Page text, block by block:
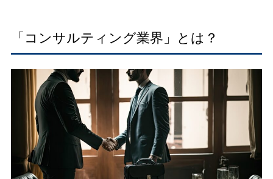
「コンサルティング業界」とは？